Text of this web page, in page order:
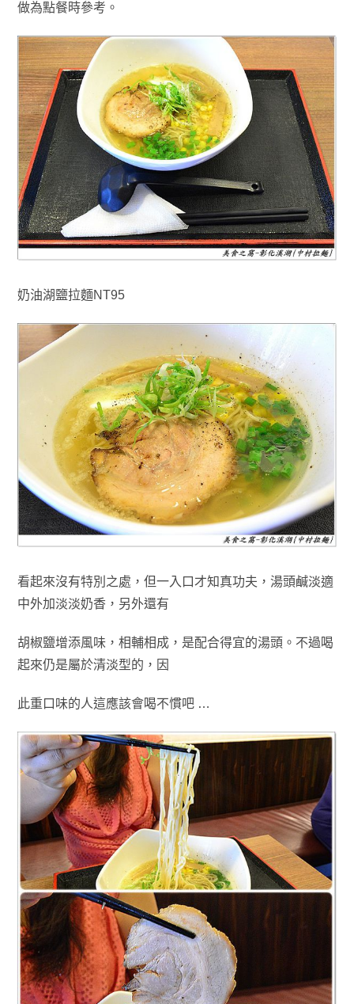
做為點餐時參考 。
奶油湖鹽拉麵NT95
看起來沒有特別之處，但一入口才知真功夫，湯頭鹹淡適
中外加淡淡奶香，另外還有
胡椒鹽增添風味，相輔相成， 是配合得宜的湯頭 。 不過喝
起來仍是屬於清淡型的 ， 因
此重口味的人這應該會喝不慣吧 …